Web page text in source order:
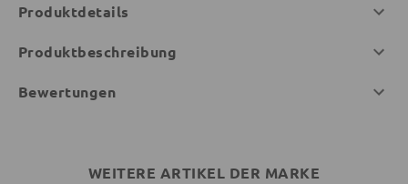
Produktdetails
Produktbeschreibung
Bewertungen
WEITERE ARTIKEL DER MARKE